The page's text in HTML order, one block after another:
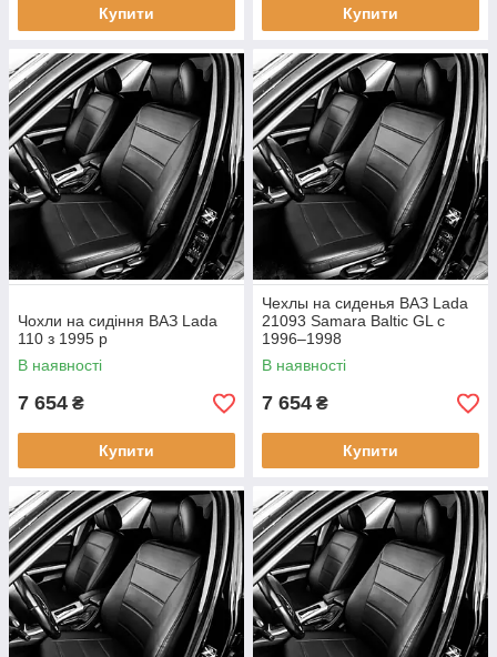
Купити Купити
Чохли на сидіння ВАЗ Lada
110 з 1995 р
В наявності
7 654 ₴
Купити
Чехлы на сиденья ВАЗ Lada
21093 Samara Baltic GL с
1996–1998
В наявності
7 654 ₴
Купити